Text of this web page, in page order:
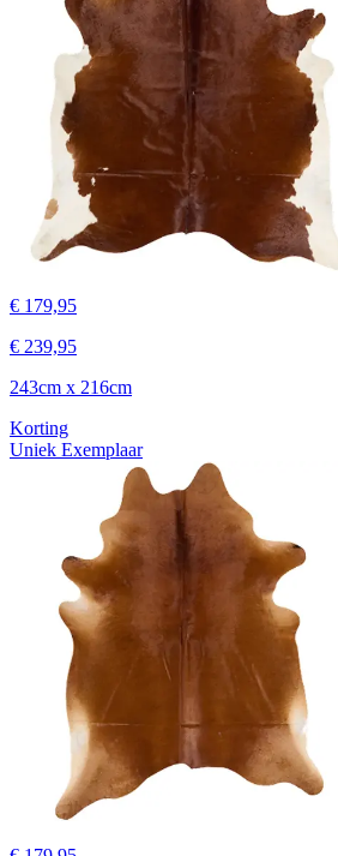
€ 179,95
€ 239,95
243cm x 216cm
Korting
Uniek Exemplaar